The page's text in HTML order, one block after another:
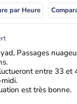
par Heure
Passages
entre 33 et
est très bonne.